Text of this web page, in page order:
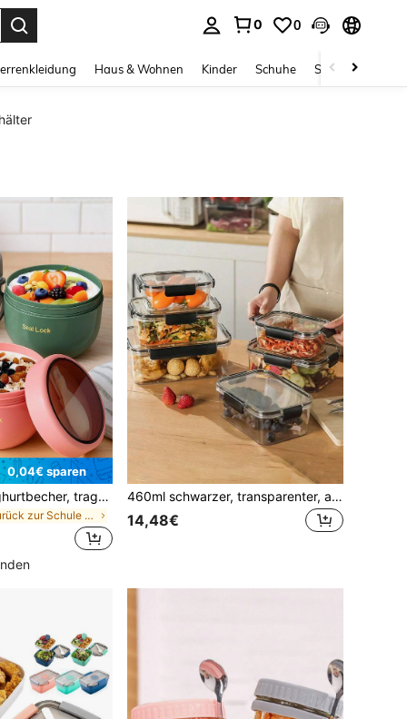
0 0
Haus & Wohnen Kinder Schuhe Schmuck &
0,04€ sparen
Haferflocken-Joghurtbecher, tragbarer Joghurtbecher mit Deckel, Löffel und Silikon-Griff Frühstücksbecher, Lebensmittelbehälter, Lunchbox-Tasche, Haferflocken-Becher Lunch-Tasche, versiegelter auslaufsicherer Lebensmittelbehälter, geeignet für Zuhause, Schule, Reisen und Schulanfang Outdoor-Picknick
in zurück zur Schule Lunchboxen & isolierte Lunchb
460ml schwarzer, transparenter, auslaufsicherer Lebensmittelbehälter, PET-Kunststoff Lunchbox, geeignet zum Aufbewahren von Fleisch, Gemüse und Obstsalat, ideal für Büro, Schule, Handwäsche Lebensmittellagerung und Organisation, Reise- und Mitnehm-Essenscontainer, Gastronomie-Verwendung
14,48€